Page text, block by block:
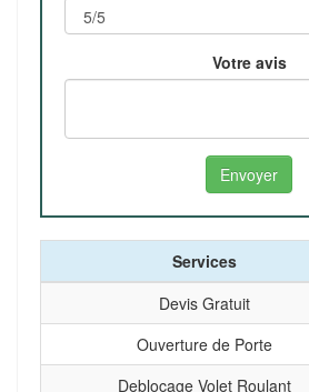
Votre avis
Services
Devis Gratuit
Ouverture de Porte
Deblocage Volet Roulant